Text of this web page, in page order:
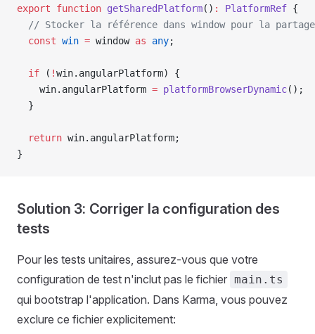
export function getSharedPlatform() : PlatformRef {
// Stocker la référence dans window pour la
  const
win = window as any;
  if
( !win.angularPlatform) {
    win.angularPlatform
= platformBrowserDynamic();
  }
  return
win.angularPlatform;
}
Solution 3: Corriger la configuration des
tests
Pour les tests unitaires, assurez-vous que votre
configuration de test n'inclut pas le fichier main.ts
qui bootstrap l'application. Dans Karma, vous pouvez
exclure ce fichier explicitement: